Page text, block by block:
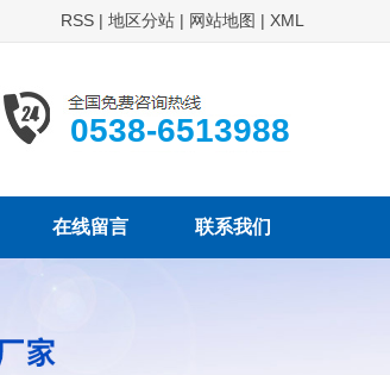
RSS | 地区分站 | 网站地图 | XML
0538-6513988
在线留言 联系我们